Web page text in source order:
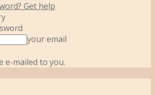
Get help
your email
e-mailed to you.